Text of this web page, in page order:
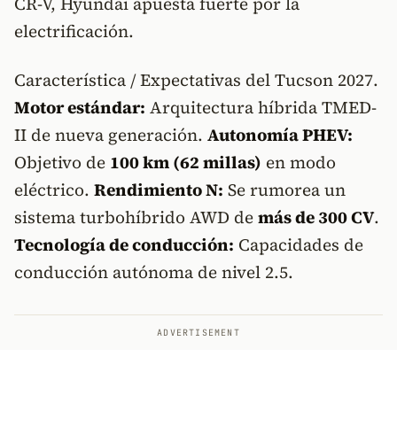
electrificación.
Característica / Expectativas del Tucson 2027.
Motor estándar: Arquitectura híbrida TMED-
II de nueva generación. Autonomía PHEV:
Objetivo de 100 km (62 millas) en modo
eléctrico. Rendimiento N: Se rumorea un
sistema turbohíbrido AWD demás de 300 CV.
Tecnología de conducción: Capacidades de
conducción autónoma de nivel 2.5.
ADVERTISEMENT